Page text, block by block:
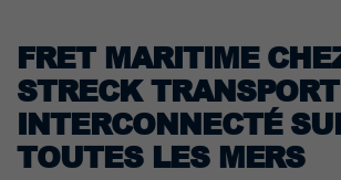
FRET MARITIME
STRECK
INTERCONNECTÉ
TOUTES LES MERS